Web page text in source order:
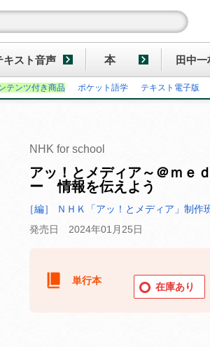
キスト音声 本 田中
テンツ付き商品 ポケット語学 テキスト電子版
NHK for school
アッ！とメディア～＠ｍ
ー 情報を伝えよう
［編］ ＮＨＫ「アッ！とメディア」制作
発売日 2024年01月25日
単行本
在庫あり